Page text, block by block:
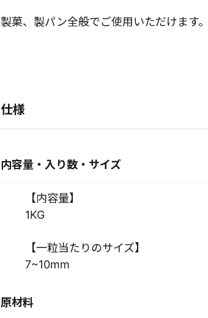
製菓、製パン全般でご使用いただけます。
仕様
内容量・入り数・サイズ
【内容量】
1KG
【一粒当たりのサイズ】
7~10mm
原材料